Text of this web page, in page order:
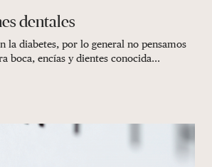
dentales
la diabetes, por lo general no pensamos
boca, encías y dientes conocida...